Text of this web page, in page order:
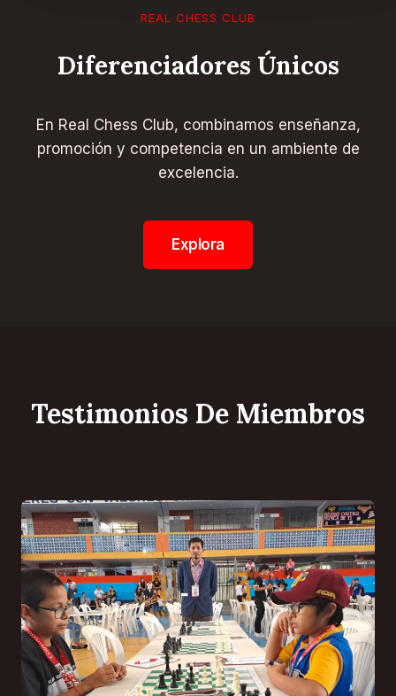
REAL CHESS CLUB
Diferenciadores Únicos
En Real Chess Club, combinamos enseñanza,
promoción y competencia en un ambiente de
excelencia.
Explora
Testimonios De Miembros